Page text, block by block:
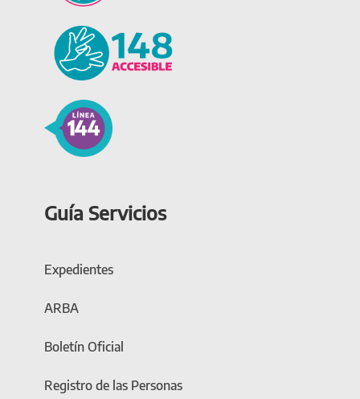
Guía Servicios
Expedientes
ARBA
Boletín Oficial
Registro de las Personas